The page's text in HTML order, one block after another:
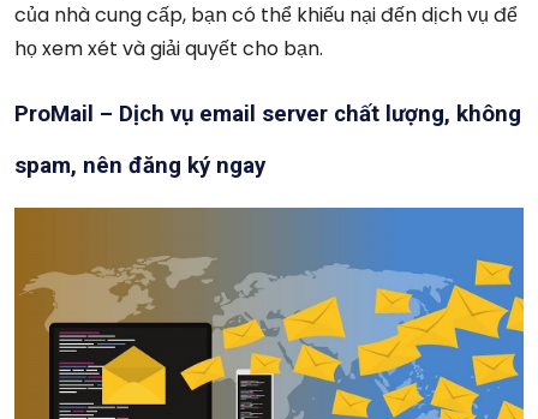
của nhà cung cấp, bạn có thể khiếu nại đến dịch vụ để
họ xem xét và giải quyết cho bạn.
ProMail – Dịch vụ email server chất lượng, không
spam, nên đăng ký ngay